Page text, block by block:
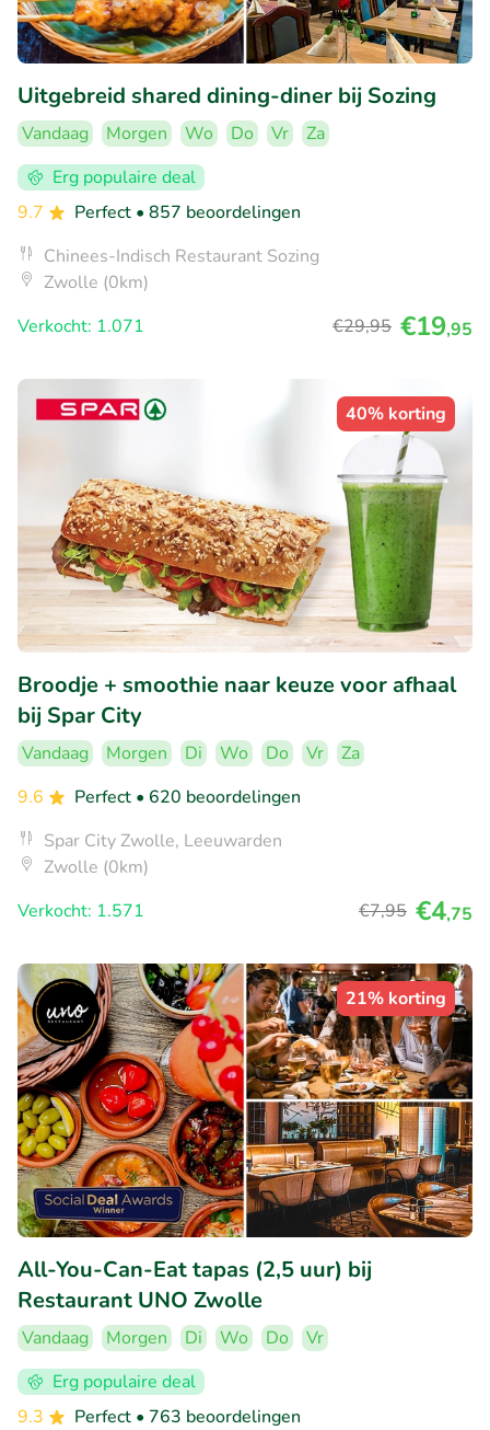
Uitgebreid shared dining-diner bij Sozing
Vandaag Morgen Wo Do Vr
Za
Erg populaire deal
9.7
Perfect • 857 beoordelingen
Chinees-Indisch Restaurant Sozing
Zwolle (0km)
Verkocht: 1.071
€29,95 €19,95
40% korting
Broodje + smoothie naar keuze voor afhaal
bij Spar City
Vandaag Morgen Di Wo Do Vr
Za
9.6
Perfect • 620 beoordelingen
Spar City Zwolle, Leeuwarden
Zwolle (0km)
Verkocht: 1.571
€7,95 €4,75
21% korting
All-You-Can-Eat tapas (2,5 uur) bij
Restaurant UNO Zwolle
Vandaag Morgen Di Wo Do
Vr
Erg populaire deal
9.3
Perfect • 763 beoordelingen